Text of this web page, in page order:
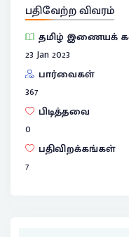
பதிவேற்ற விவரம்
தமிழ் இணையக்
23 Jan 2023
பார்வைகள்
367
பிடித்தவை
0
பதிவிறக்கங்கள்
7